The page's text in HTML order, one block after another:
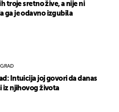
troje sretno žive, a nije ni
ga je odavno izgubila
Intuicija joj govori da danas
iz njihovog života